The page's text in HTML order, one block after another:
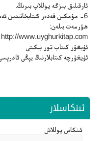
ئارقىلىق بىزگە يوللاپ بىرىڭ.
6- مۇمكىن قەدەر كىتابخانىدىن ئەسلىي نۇسخا كىتابنى سېتىۋېلىپ ئوقۇڭ.
ھۆرمەت بىلەن:
http://www.uyghurkitap.com
ئۇيغۇر كىتاب تور بېكىتى
ئۇيغۇرچە كىتابلارنىڭ يېڭى
ئىنكاسلار
ئىنكاس يوللاش